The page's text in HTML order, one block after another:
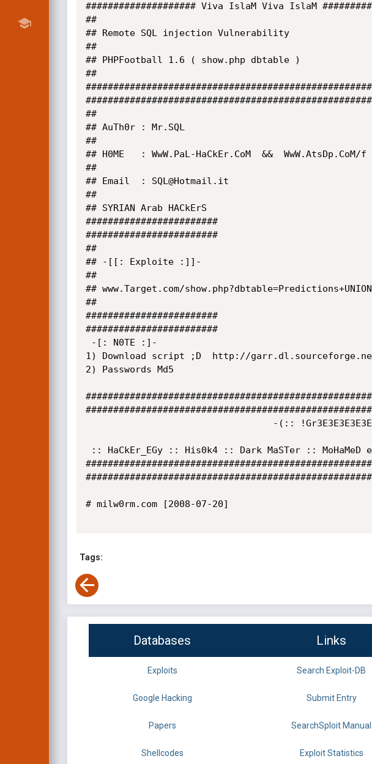
#################### Viva IslaM Viva IslaM
##
## Remote SQL injection Vulnerability
##
## PHPFootball 1.6 ( show.php dbtable )
##
##
## AuTh0r : Mr.SQL
##
## H0ME   : WwW.PaL-HaCkEr.CoM  &&  WwW.AtsDp.CoM/f
##
## Email  : SQL@Hotmail.it
##
## SYRIAN Arab HACkErS
########################
########################
##
## -[[: Exploite :]]-
##
## www.Target.com/
##
########################
########################
1) Download script ;D  http://
2) Passwords Md5
# milw0rm.com [2008-07-20]
Tags:
Databases Links
Exploits Search Exploit-DB
Google Hacking Submit Entry
Papers SearchSploit Manual
Shellcodes Exploit Statistics